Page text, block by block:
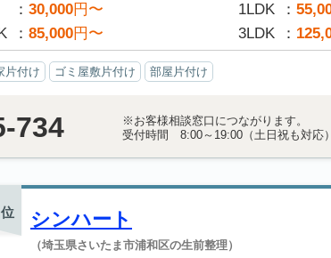
30,000円〜 1LDK
85,000円〜 3LDK
片付け ゴミ屋敷片付け 部屋片付け
734
※お客様相談窓口につながります。
受付時間 8:00～19:00（土日祝も対応）
位 シンハート
（埼玉県さいたま市浦和区の生前整理）